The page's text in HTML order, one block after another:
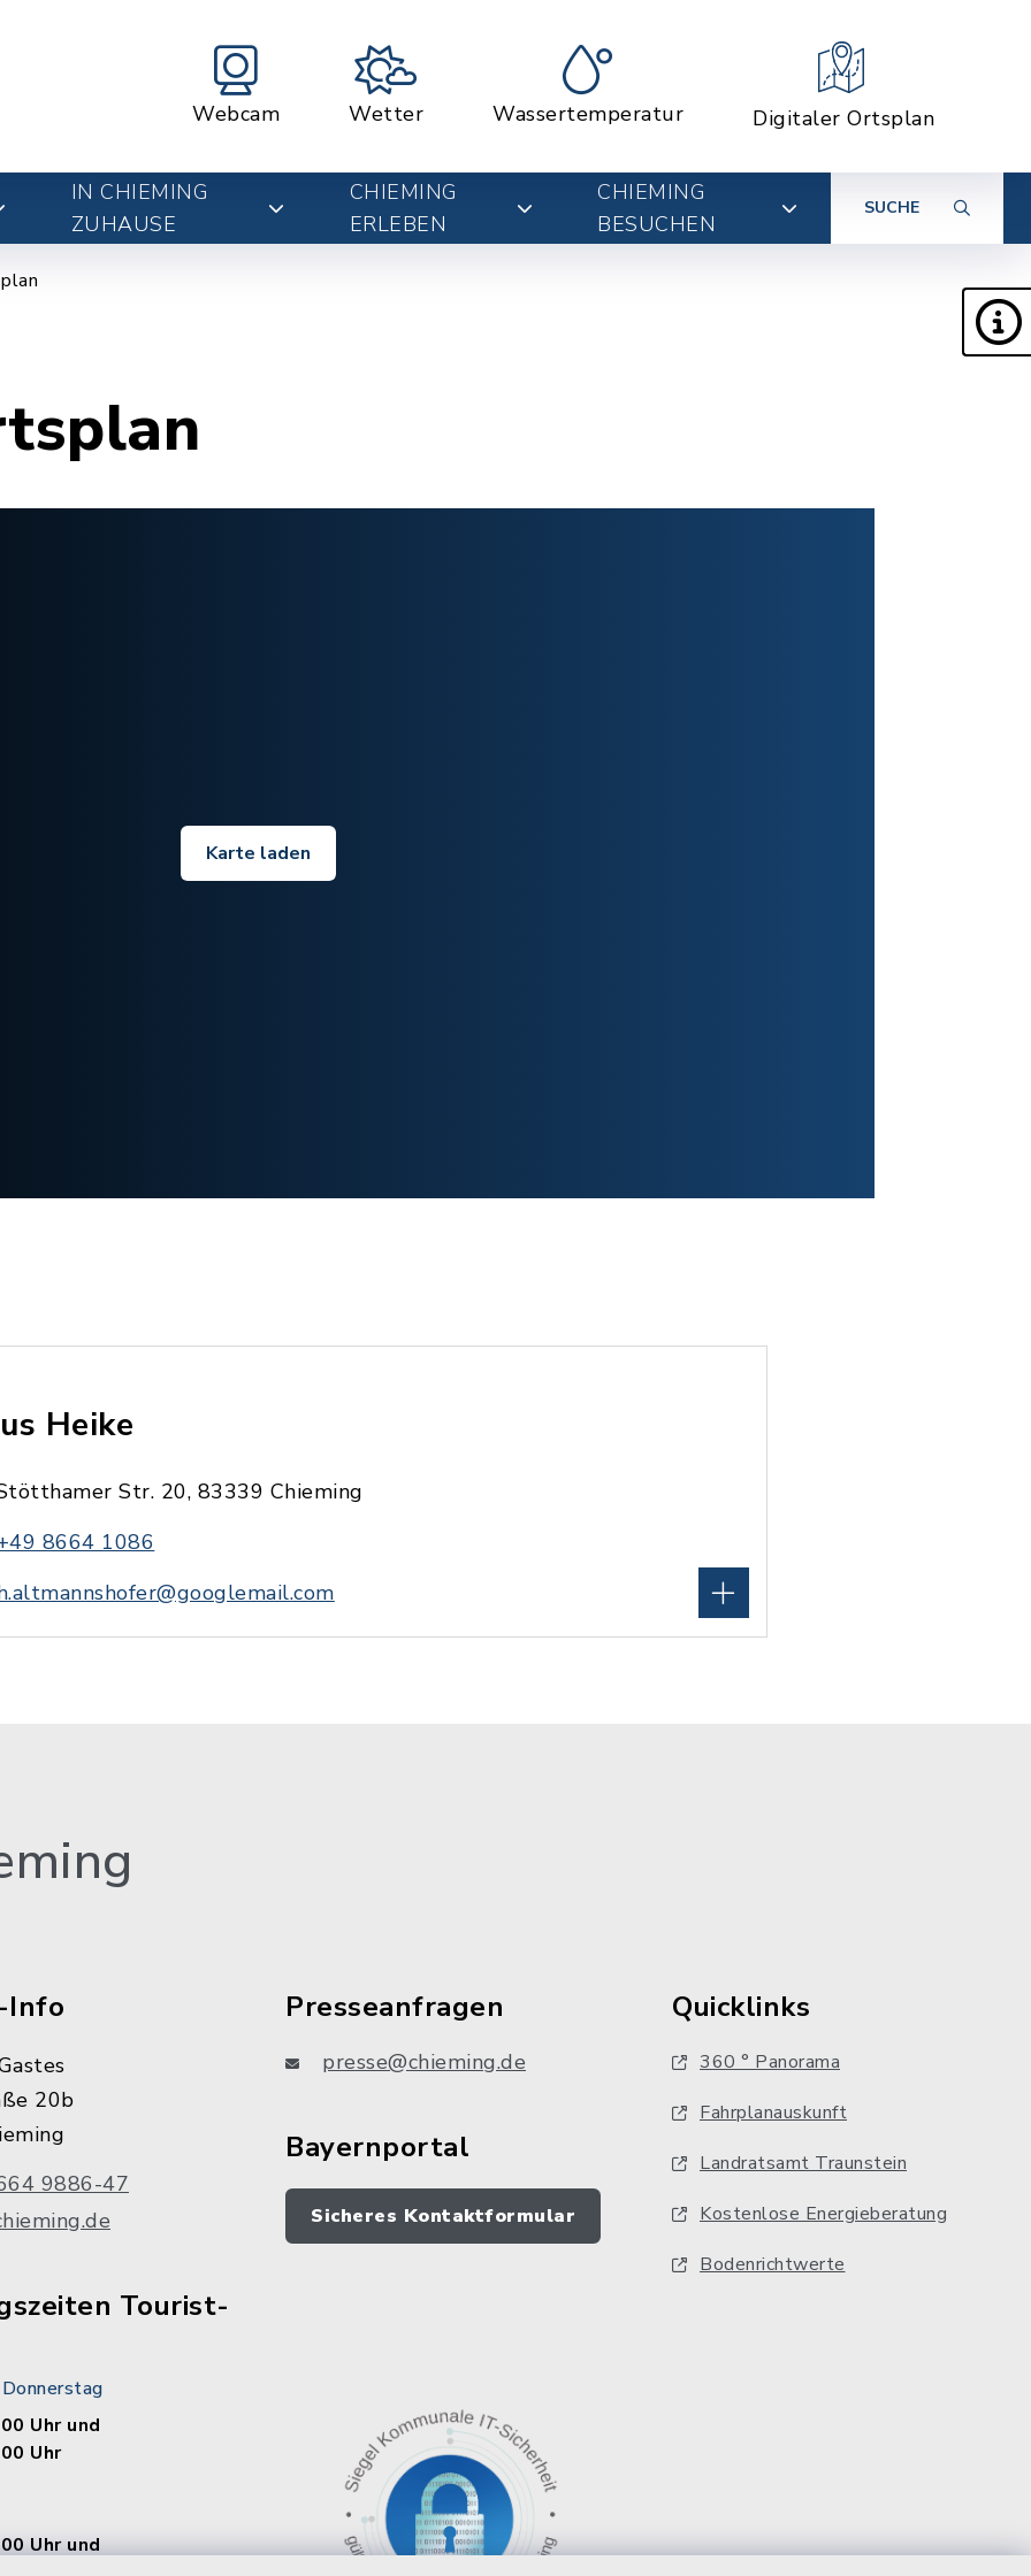
Webcam Wetter Wassertemperatur Digitaler Ortsplan
IN CHIEMING
ZUHAUSE
CHIEMING
ERLEBEN
CHIEMING
BESUCHEN
SUCHE
Karte laden
Heike
Str. 20, 83339 Chieming
8664 1086
Info
20b
9886-47
Tourist-
Uhr und
Uhr
Uhr und
Presseanfragen
presse@chieming.de
Bayernportal
Sicheres Kontaktformular
Quicklinks
360 ° Panorama
Fahrplanauskunft
Landratsamt Traunstein
Kostenlose Energieberatung
Bodenrichtwerte